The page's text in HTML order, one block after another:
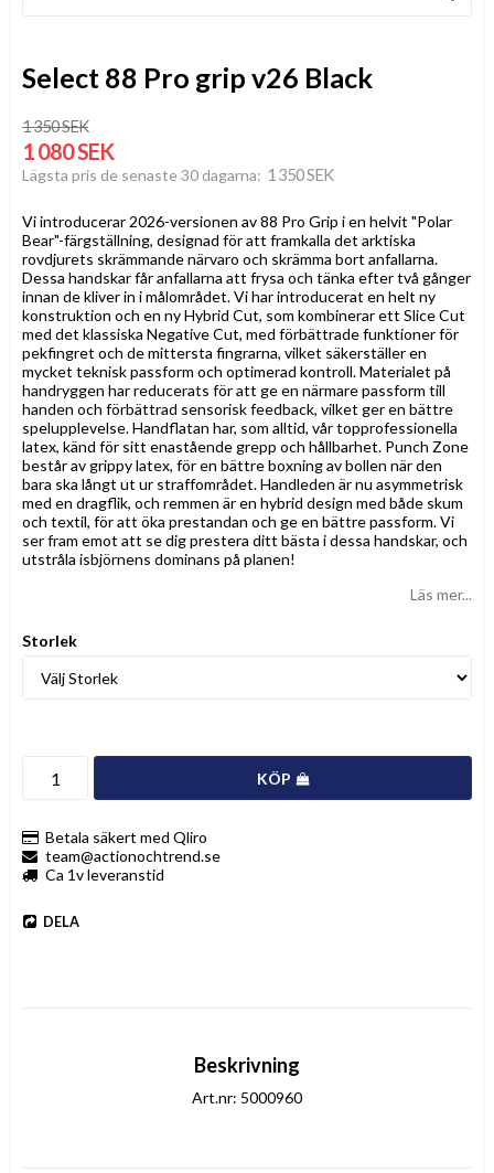
Select 88 Pro grip v26 Black
1 350 SEK
1 080 SEK
Lägsta pris de senaste 30 dagarna 1 350 SEK
Vi introducerar 2026-versionen av 88 Pro Grip i en helvit "Polar
Bear"-färgställning, designad för att framkalla det arktiska
rovdjurets skrämmande närvaro och skrämma bort anfallarna.
Dessa handskar får anfallarna att frysa och tänka efter två gånger
innan de kliver in i målområdet. Vi har introducerat en helt ny
konstruktion och en ny Hybrid Cut, som kombinerar ett Slice Cut
med det klassiska Negative Cut, med förbättrade funktioner för
pekfingret och de mittersta fingrarna, vilket säkerställer en
mycket teknisk passform och optimerad kontroll. Materialet på
handryggen har reducerats för att ge en närmare passform till
handen och förbättrad sensorisk feedback, vilket ger en bättre
spelupplevelse. Handflatan har, som alltid, vår topprofessionella
latex, känd för sitt enastående grepp och hållbarhet. Punch Zone
består av grippy latex, för en bättre boxning av bollen när den
bara ska långt ut ur straffområdet. Handleden är nu asymmetrisk
med en dragflik, och remmen är en hybrid design med både skum
och textil, för att öka prestandan och ge en bättre passform. Vi
ser fram emot att se dig prestera ditt bästa i dessa handskar, och
utstråla isbjörnens dominans på planen!
Läs mer...
Storlek
KÖP
Betala säkert med Qliro
team@actionochtrend.se
Ca 1v leveranstid
DELA
Beskrivning
Art.nr: 5000960